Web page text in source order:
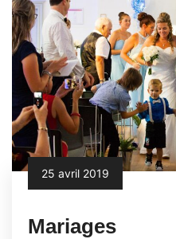
25 avril 2019
Mariages